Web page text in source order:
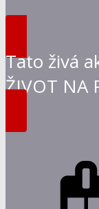
Tato živá
ŽIVOT NA